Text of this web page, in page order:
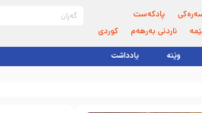
پادکەست
ناردنی بەرهەم کوردی
وێنە یادداشت